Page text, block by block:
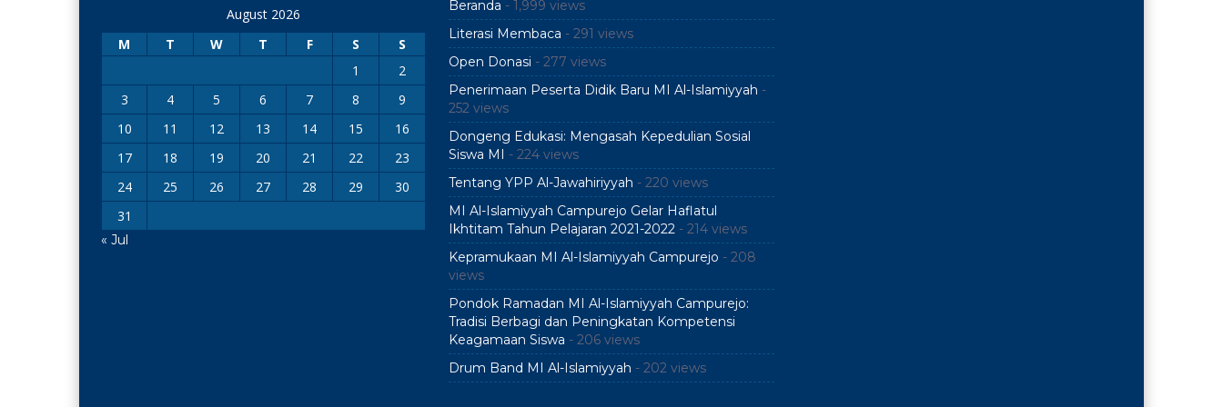
August 2026
M
T W T F S
S
1
2
3
4 5 6 7 8
9
10
11 12 13 14 15
16
17
18 19 20 21 22
23
24
25 26 27 28 29
30
31
« Jul
Beranda - 1,999 views
Literasi Membaca - 291 views
Open Donasi - 277 views
Penerimaan Peserta Didik Baru MI Al-Islamiyyah -
252 views
Dongeng Edukasi: Mengasah Kepedulian Sosial
Siswa MI - 224 views
Tentang YPP Al-Jawahiriyyah - 220 views
MI Al-Islamiyyah Campurejo Gelar Haflatul
Ikhtitam Tahun Pelajaran 2021-2022- 214 views
Kepramukaan MI Al-Islamiyyah Campurejo - 208
views
Pondok Ramadan MI Al-Islamiyyah Campurejo:
Tradisi Berbagi dan Peningkatan Kompetensi
Keagamaan Siswa - 206 views
Drum Band MI Al-Islamiyyah - 202 views